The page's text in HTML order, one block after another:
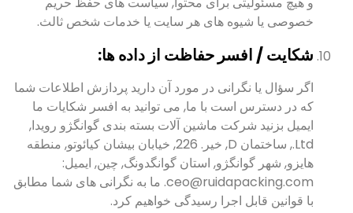
خصوصی یا شیوه های هر سایت یا خدمات شخص ثالث.
شکایت / افسر حفاظت از داده ها:
اگر سؤال یا نگرانی در مورد آن دارید پردازش اطلاعات شما
که در دسترس است با ما, می توانید به افسر شکایات ما
ایمیل بزنید شرکت ماشین آلات بسته بندی گوانگژو رویدا,
Ltd., ساختمان D, خیر. 226, خیابان بیشان کیائوتو, منطقه
هایزو, شهر گوانگژو, استان گوانگدونگ, چین, ایمیل:
ceo@ruidapacking.com. ما به نگرانی های شما مطابق
با قوانین قابل اجرا رسیدگی خواهیم کرد.